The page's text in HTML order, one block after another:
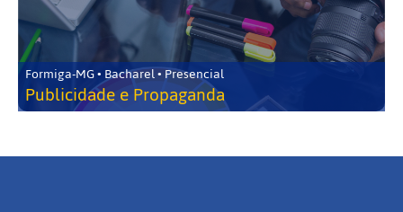
Formiga-MG • Bacharel • Presencial
Publicidade e Propaganda